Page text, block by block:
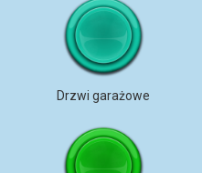
Drzwi garażowe